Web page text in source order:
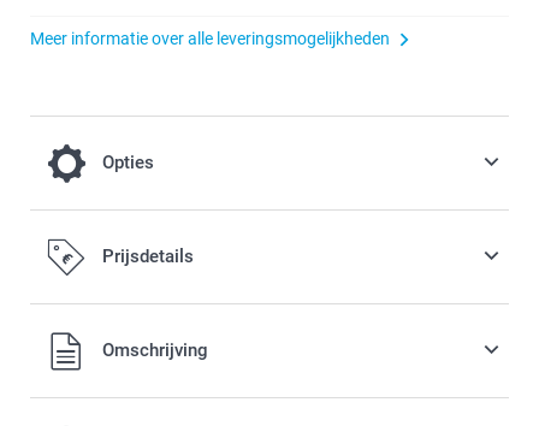
Meer informatie over alle leveringsmogelijkheden
Opties
Voeg een Nijntje spaarpot toe aan je
bestelling
14,50 / stuk
Prijsdetails
Alle prijzen zijn inclusief BTW
Omschrijving